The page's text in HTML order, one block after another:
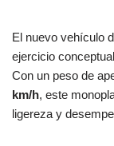
El nuevo vehículo
ejercicio
Con un peso de
km/h, este
ligereza y